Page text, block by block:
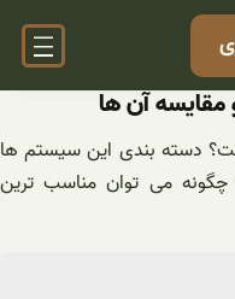
آن ها
دسته بندی این سیستم ها
می توان مناسب ترین